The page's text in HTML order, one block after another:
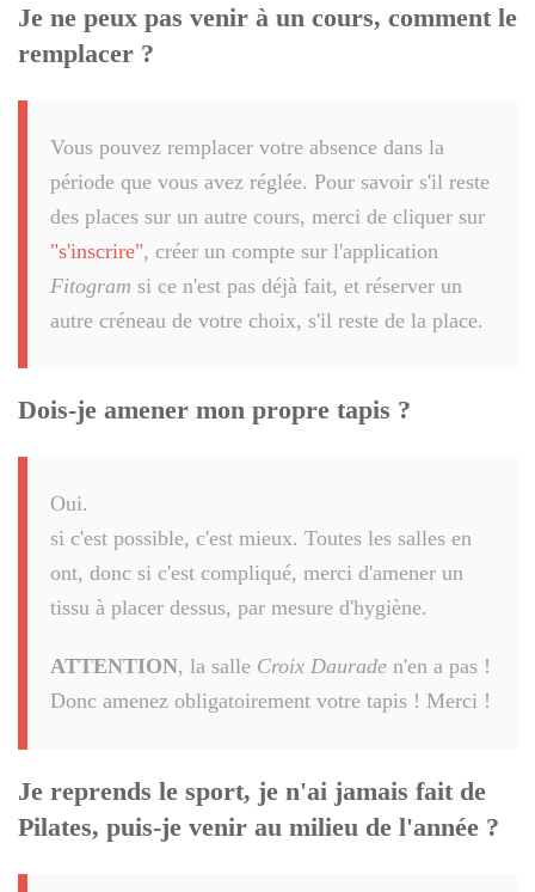
Je ne peux pas venir à un cours, comment le
remplacer ?
Vous pouvez remplacer votre absence dans la
période que vous avez réglée. Pour savoir s'il reste
des places sur un autre cours, merci de cliquer sur
"s'inscrire", créer un compte sur l'application
Fitogram si ce n'est pas déjà fait, et réserver un
autre créneau de votre choix, s'il reste de la place.
Dois-je amener mon propre tapis ?
Oui.
si c'est possible, c'est mieux. Toutes les salles en
ont, donc si c'est compliqué, merci d'amener un
tissu à placer dessus, par mesure d'hygiène.
ATTENTION, la salle Croix Daurade n'en a pas !
Donc amenez obligatoirement votre tapis ! Merci !
Je reprends le sport, je n'ai jamais fait de
Pilates, puis-je venir au milieu de l'année ?